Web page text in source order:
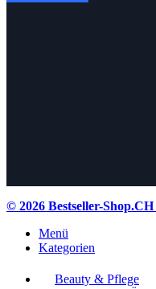
© 2026 Bestseller-Shop.CH
Menü
Kategorien
Beauty & Pflege